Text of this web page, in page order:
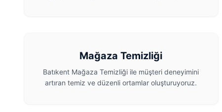
Mağaza Temizliği
Batıkent Mağaza Temizliği ile müşteri deneyimini
artıran temiz ve düzenli ortamlar oluşturuyoruz.